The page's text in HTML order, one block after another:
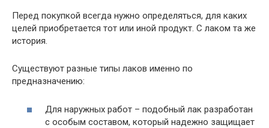
Перед покупкой всегда нужно определяться, для каких
целей приобретается тот или иной продукт. С лаком та же
история.
Существуют разные типы лаков именно по
предназначению:
Для наружных работ – подобный лак разработан
с особым составом, который надежно защищает